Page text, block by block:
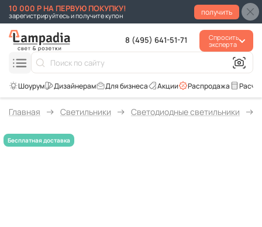
10 000 Р НА ПЕРВУЮ ПОКУПКУ!
зарегистрируйтесь и получите купон получить
8 (495) 641-51-71
Спросить
эксперта
Распродажа
Акции
Для бизнеса
Главная Светильники Светодиодные светильники